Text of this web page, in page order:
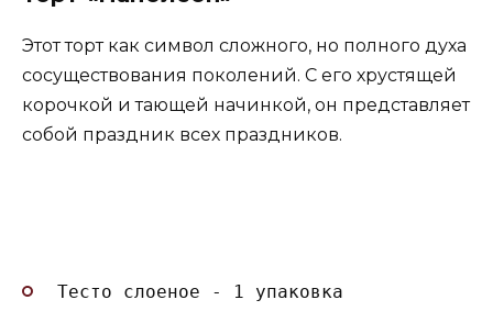
Этот торт как символ сложного, но полного духа
сосуществования поколений. С его хрустящей
корочкой и тающей начинкой, он представляет
собой праздник всех праздников.
Тесто слоеное - 1 упаковка